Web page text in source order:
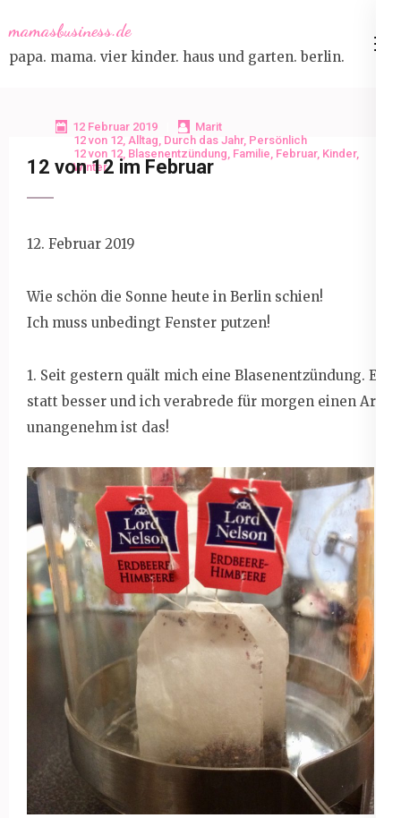
to
content
mamasbusiness.de
papa. mama. vier kinder. haus und garten. berlin.
12 Februar 2019
Marit
12 von 12, Alltag, Durch das Jahr, Persönlich
12 von 12, Blasenentzündung, Familie, Februar, Kinder,
Winter
12 von 12 im Februar
12. Februar 2019
Wie schön die Sonne heute in Berlin schien!
Ich muss unbedingt Fenster putzen!
1. Seit gestern quält mich eine Blasenentzündung. Es
statt besser und ich verabrede für morgen einen
unangenehm ist das!